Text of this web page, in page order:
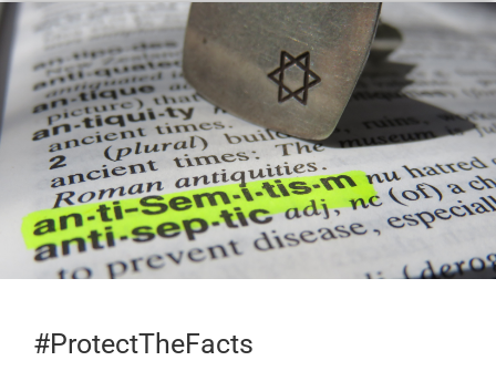
#ProtectTheFacts